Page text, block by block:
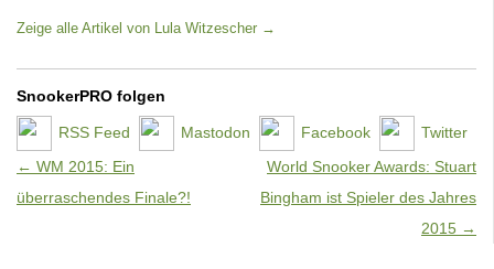
Zeige alle Artikel von Lula Witzescher →
SnookerPRO folgen
RSS Feed Mastodon Facebook
Twitter
Artikel-Navigation
← WM 2015: Ein
überraschendes Finale?!
World Snooker Awards: Stuart
Bingham ist Spieler des Jahres
2015 →